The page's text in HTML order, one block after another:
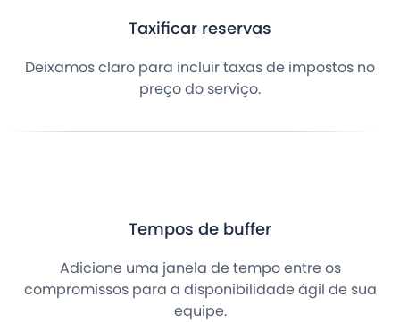
Taxificar reservas
Deixamos claro para incluir taxas de impostos no
preço do serviço.
Tempos de buffer
Adicione uma janela de tempo entre os
compromissos para a disponibilidade ágil de sua
equipe.